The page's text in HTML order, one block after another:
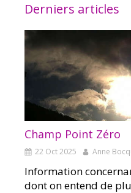
Derniers articles
Champ Point Zéro
22 Oct 2025 Anne
Information
dont on entend de